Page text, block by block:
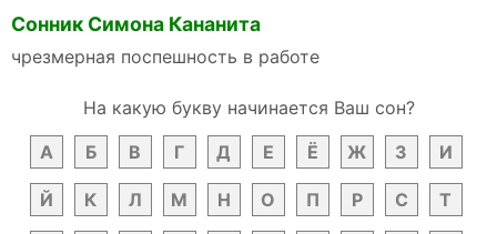
Сонник Симона Кананита
чрезмерная поспешность в работе
На какую букву начинается Ваш сон?
А
Б В Г Д Е Ё Ж З И
Й К Л М Н О П Р С Т